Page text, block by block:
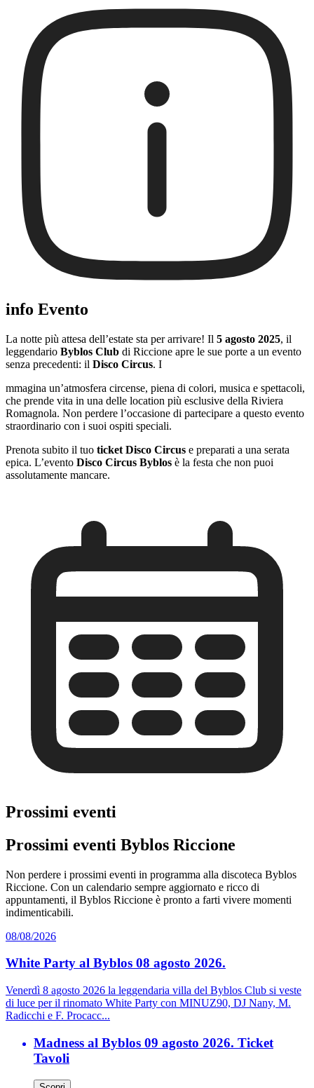
info Evento
La notte più attesa dell’estate sta per arrivare! Il 5 agosto 2025, il
leggendario Byblos Club di Riccione apre le sue porte a un evento
senza precedenti: il Disco Circus. I
mmagina un’atmosfera circense, piena di colori, musica e spettacoli,
che prende vita in una delle location più esclusive della Riviera
Romagnola. Non perdere l’occasione di partecipare a questo evento
straordinario con i suoi ospiti speciali.
Prenota subito il tuo ticket Disco Circus e preparati a una serata
epica. L’evento Disco Circus Byblos è la festa che non puoi
assolutamente mancare.
Prossimi eventi
Prossimi eventi Byblos Riccione
Non perdere i prossimi eventi in programma alla discoteca Byblos
Riccione. Con un calendario sempre aggiornato e ricco di
appuntamenti, il Byblos Riccione è pronto a farti vivere momenti
indimenticabili.
08/08/2026
White Party al Byblos 08 agosto 2026.
Venerdì 8 agosto 2026 la leggendaria villa del Byblos Club si veste
di luce per il rinomato White Party con MINUZ90, DJ Nany, M.
Radicchi e F. Procacc...
Madness al Byblos 09 agosto 2026. Ticket
Tavoli